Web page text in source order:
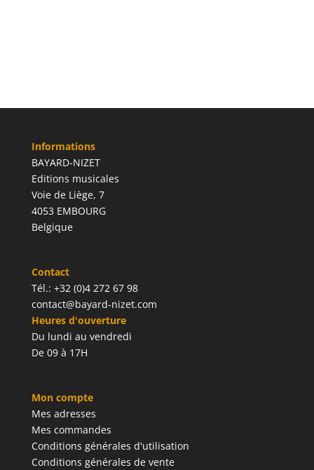
Informations
BAYARD-NIZET
Editions musicales
Voie de Liège, 7
4053 EMBOURG
Belgique
Contact
Tél.: +32 (0)4 272 67 98
contact@bayard-nizet.com
Heures d'ouverture
Du lundi au vendredi
De 09 à 17H
Mon compte
Mes adresses
Mes commandes
Conditions générales d'utilisation
Conditions générales de vente